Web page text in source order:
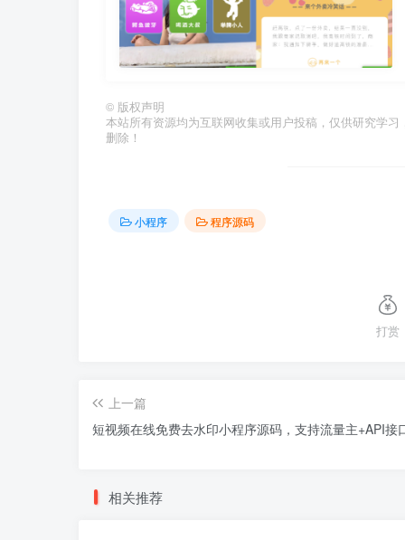
© 版权声明
本站所有资源均为互联网收集或用户投稿，仅供研究学
删除！
小程序 程序源码
打赏
上一篇
短视频在线免费去水印小程序源码，支持流量主+API接
相关推荐